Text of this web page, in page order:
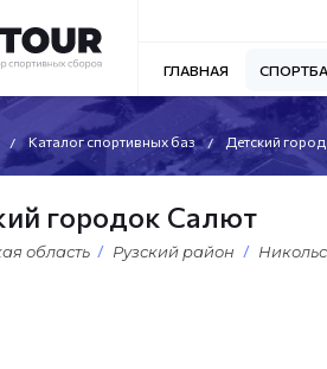
ГЛАВНАЯ
Каталог спортивных баз Детский
городок Салют
область Рузский район